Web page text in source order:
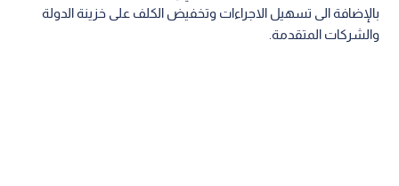
بالإضافة الى تسهيل الاجراءات وتخفيض الكلف على خزينة الدولة
والشركات المتقدمة.